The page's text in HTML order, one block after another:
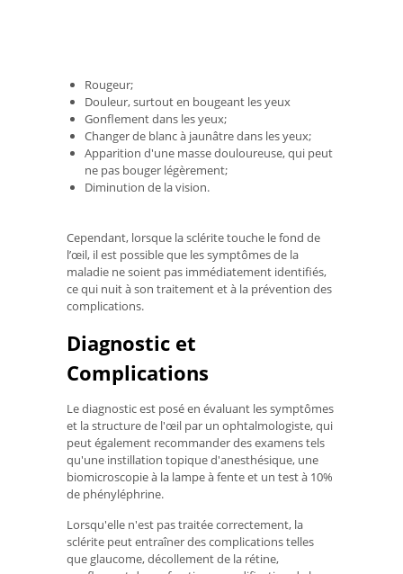
Rougeur;
Douleur, surtout en bougeant les yeux
Gonflement dans les yeux;
Changer de blanc à jaunâtre dans les yeux;
Apparition d'une masse douloureuse, qui peut
ne pas bouger légèrement;
Diminution de la vision.
Cependant, lorsque la sclérite touche le fond de
l’œil, il est possible que les symptômes de la
maladie ne soient pas immédiatement identifiés,
ce qui nuit à son traitement et à la prévention des
complications.
Diagnostic et
Complications
Le diagnostic est posé en évaluant les symptômes
et la structure de l'œil par un ophtalmologiste, qui
peut également recommander des examens tels
qu'une instillation topique d'anesthésique, une
biomicroscopie à la lampe à fente et un test à 10%
de phényléphrine.
Lorsqu'elle n'est pas traitée correctement, la
sclérite peut entraîner des complications telles
que glaucome, décollement de la rétine,